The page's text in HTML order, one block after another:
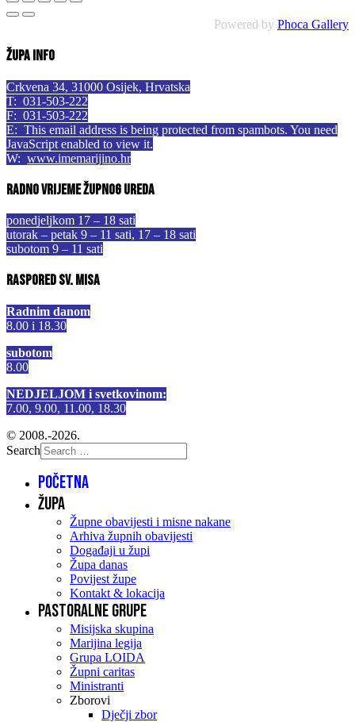
Powered by Phoca Gallery
Župa info
Crkvena 34, 31000 Osijek, Hrvatska
T: 031-503-222
F: 031-503-222
E: This email address is being protected from spambots. You need
JavaScript enabled to view it.
W: www.imemarijino.hr
Radno vrijeme župnog ureda
ponedjeljkom 17 – 18 sati
utorak – petak 9 – 11 sati, 17 – 18 sati
subotom 9 – 11 sati
Raspored sv. misa
Radnim danom
8.00 i 18.30
subotom
8.00
NEDJELJOM i svetkovinom:
7.00, 9.00, 11.00, 18.30
© 2008.-2026.
Search
Početna
Župa
Župne obavijesti i misne nakane
Arhiva župnih obavijesti
Događaji u župi
Župa danas
Povijest župe
Kontakt & lokacija
Pastoralne grupe
Misijska skupina
Marijina legija
Grupa LOIDA
Župni caritas
Ministranti
Zborovi
Dječji zbor